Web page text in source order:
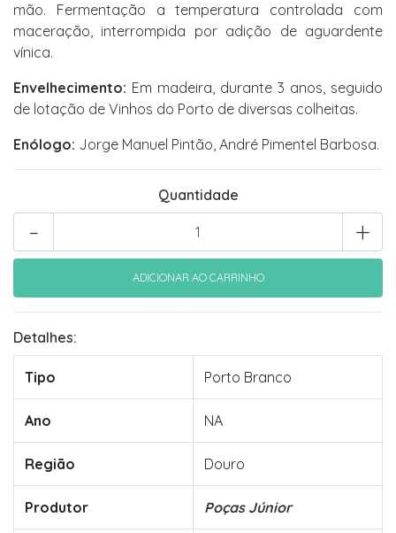
mão. Fermentação a temperatura controlada com
maceração, interrompida por adição de aguardente
vínica.
Envelhecimento: Em madeira, durante 3 anos, seguido
de lotação de Vinhos do Porto de diversas colheitas.
Enólogo: Jorge Manuel Pintão, André Pimentel Barbosa.
Quantidade
+
-
Detalhes:
Tipo Porto Branco
Ano NA
Região Douro
Produtor Poças Júnior